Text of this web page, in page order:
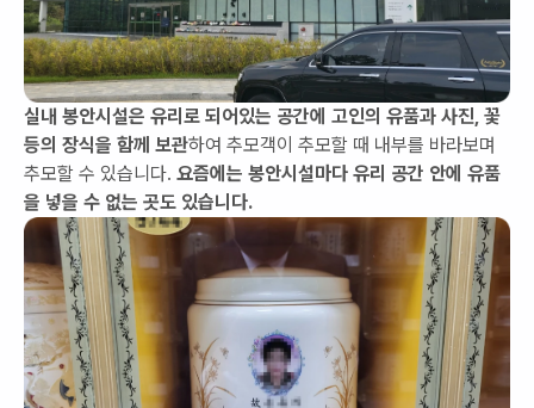
실내 봉안시설은 유리로 되어있는 공간에 고인의 유품과 사진, 꽃
등의 장식을 함께 보관하여 추모객이 추모할 때 내부를 바라보며
추모할 수 있습니다. 요즘에는 봉안시설마다 유리 공간 안에 유품
을 넣을 수 없는 곳도 있습니다.